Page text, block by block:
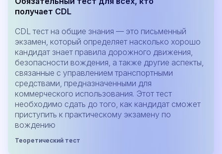
получает CDL
CDL тест на общие знания — это письменный
экзамен, который определяет насколько хорошо
кандидат знает правила дорожного движения,
безопасности вождения, а также другие аспекты,
связанные с управлением транспортными
средствами, предназначенными для
коммерческого использования. Этот тест
необходимо сдать до того, как кандидат сможет
приступить к практическому экзамену по
вождению
Теоретический тест